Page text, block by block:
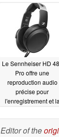
Le Sennheiser HD
Pro offre une
reproduction audio
précise pour
l'enregistrement et la
Editor of the